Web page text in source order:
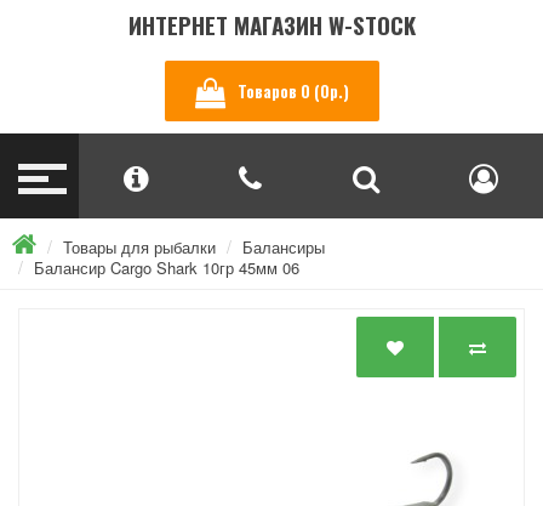
ИНТЕРНЕТ МАГАЗИН W-STOCK
Товаров 0 (0р.)
Товары для рыбалки
Балансиры
Балансир Cargo Shark 10гр 45мм 06